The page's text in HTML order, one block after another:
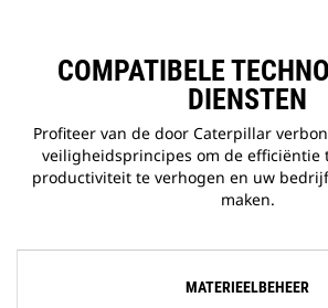
COMPATIBELE
DIENSTEN
Profiteer van de door Caterpillar
veiligheidsprincipes om de efficiëntie
productiviteit te verhogen en uw
maken.
MATERIEELBEHEER